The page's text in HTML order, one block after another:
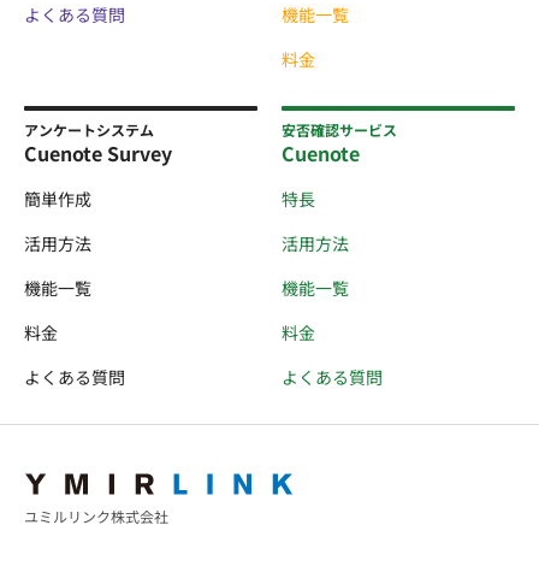
よくある質問
機能一覧
料金
アンケートシステム
Cuenote Survey
簡単作成
活用方法
機能一覧
料金
よくある質問
安否確認サービス
Cuenote
特長
活用方法
機能一覧
料金
よくある質問
ユミルリンク株式会社